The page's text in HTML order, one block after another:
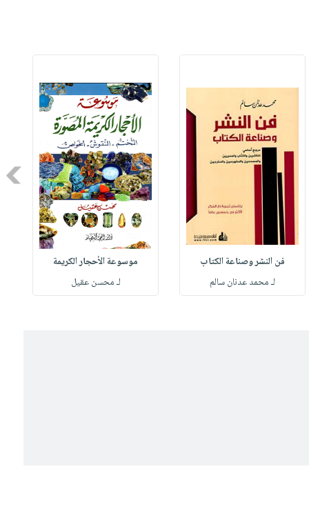
فن النشر وصناعة الكتاب
لـ محمد عدنان سالم
موسوعة الأحجار الكريمة
لـ محسن عقيل